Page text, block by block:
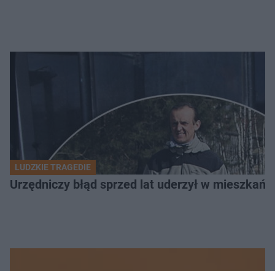
LUDZKIE TRAGEDIE
Urzędniczy błąd sprzed lat uderzył w